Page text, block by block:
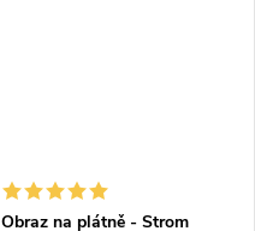
Obraz na plátně - Strom